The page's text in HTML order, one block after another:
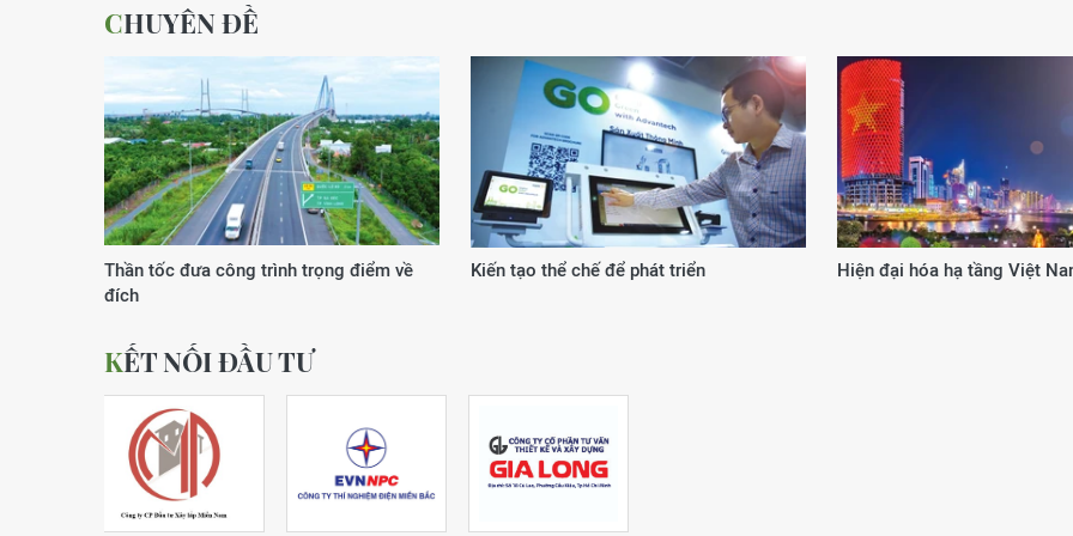
CHUYÊN ĐỀ
Xuân của kỷ nguyên vươn mình Động lực từ cơ chế, chính sách đặc thù 20 năm kiến tạo giá trị
KẾT NỐI ĐẦU TƯ